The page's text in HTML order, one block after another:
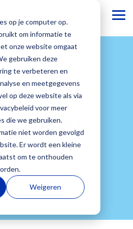
op je computer op.
om informatie te
onze website omgaat
gebruiken deze
te verbeteren en
en meetgegevens
op deze website als via
voor meer
die we gebruiken.
niet worden gevolgd
Er wordt een kleine
om te onthouden
Weigeren
niet
om
cijfers,
gezonde
Als bestuur
wil je inzicht
in
individuele
leerlinge
juist ook van
Voortgezet
onderwijs
Dia Groeiwijzer
Dia LVS
Dia NSCCT
Dia Academie
op de
van
laatste
blogs
Onze
mensen
staan met
in de
Onze kennis
delen we
graag met je.
Onze blogs
Dia
Dia
we
zo’n 40
aan
aan
vragen
Je vindt hier
antwoorden
veelgestelde
vragen van
de